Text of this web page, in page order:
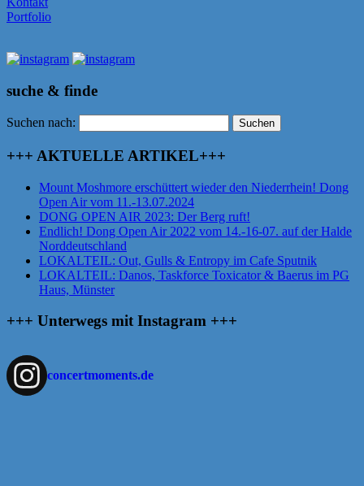
Portfolio
suche & finde
Suchen nach:
+++ AKTUELLE ARTIKEL+++
Mount Moshmore erschüttert wieder den Niederrhein! Dong
Open Air vom 11.-13.07.2024
DONG OPEN AIR 2023: Der Berg ruft!
Endlich! Dong Open Air 2022 vom 14.-16-07. auf der Halde
Norddeutschland
LOKALTEIL: Out, Gulls & Entropy im Cafe Sputnik
LOKALTEIL: Danos, Taskforce Toxicator & Baerus im PG
Haus, Münster
+++ Unterwegs mit Instagram +++
concertmoments.de